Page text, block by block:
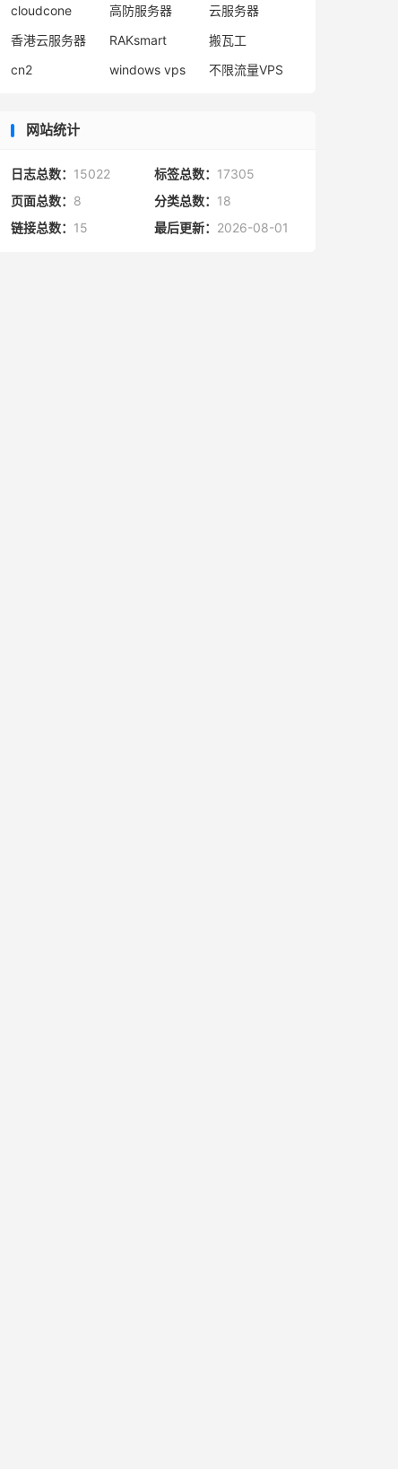
cloudcone
高防服务器
云服务器
香港云服务器
RAKsmart
搬瓦工
cn2
windows vps 不限流量VPS
网站统计
日志总数： 15022 标签总数： 17305
页面总数： 8 分类总数： 18
链接总数： 15 最后更新： 2026-08-01